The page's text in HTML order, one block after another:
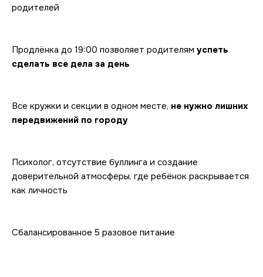
родителей
Продлёнка до 19:00 позволяет родителям успеть
сделать все дела за день
Все кружки и секции в одном месте, не нужно лишних
передвижений по городу
Психолог, отсутствие буллинга и создание
доверительной атмосферы, где ребёнок раскрывается
как личность
Сбалансированное 5 разовое питание